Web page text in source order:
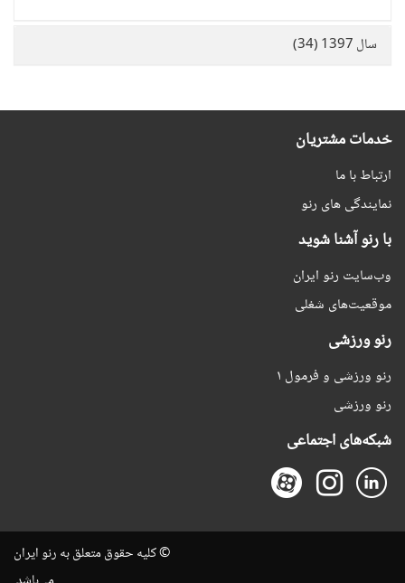
سال 1397 (34)
خدمات مشتریان
ارتباط با ما
نمایندگی های رنو
با رنو آشنا شوید
وب‌سایت رنو ایران
موقعیت‌های شغلی
رنو ورزشی
رنو ورزشی و فرمول ۱
رنو ورزشی
شبکه‌های اجتماعی
© کلیه حقوق متعلق به رنو ایران